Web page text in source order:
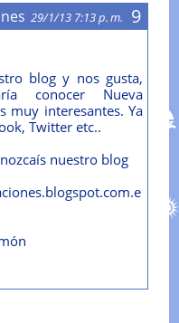
29/1/13 7:13 p. m.
blog y nos gusta,
conocer Nueva
muy interesantes. Ya
Twitter etc..
nuestro blog